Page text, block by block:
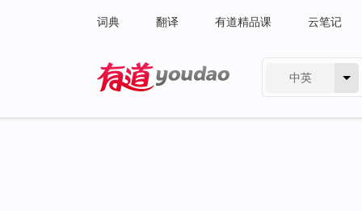
词典 翻译 有道精品课 云笔记
中英